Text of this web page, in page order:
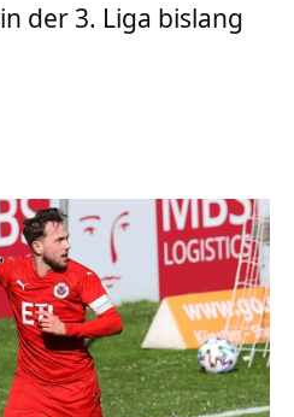
der 3. Liga bislang